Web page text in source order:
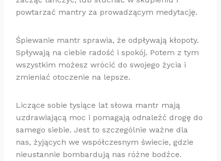
powtarzać mantry za prowadzącym medytację.
Śpiewanie mantr sprawia, że odpływają kłopoty.
Spływają na ciebie radość i spokój. Potem z tym
wszystkim możesz wrócić do swojego życia i
zmieniać otoczenie na lepsze.
Liczące sobie tysiące lat słowa mantr mają
uzdrawiającą moc i pomagają odnaleźć drogę do
samego siebie. Jest to szczególnie ważne dla
nas, żyjących we współczesnym świecie, gdzie
nieustannie bombardują nas różne bodźce.